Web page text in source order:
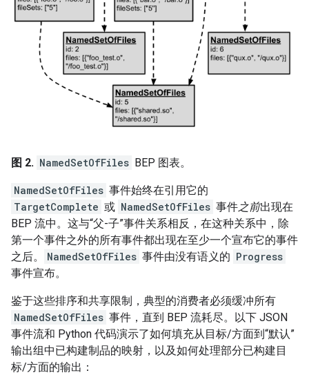
图 2. NamedSetOfFiles BEP 图表。
NamedSetOfFiles 事件始终在引用它的
TargetComplete 或 NamedSetOfFiles 事件之前出现在
BEP 流中。这与“父-子”事件关系相反，在这种关系中，除
第一个事件之外的所有事件都出现在至少一个宣布它的事件
之后。
NamedSetOfFiles 事件由没有语义的 Progress
事件宣布。
鉴于这些排序和共享限制，典型的消费者必须缓冲所有
NamedSetOfFiles 事件，直到 BEP 流耗尽。以下 JSON
事件流和 Python 代码演示了如何填充从目标/方面到“默认”
输出组中已构建制品的映射，以及如何处理部分已构建目
标/方面的输出：